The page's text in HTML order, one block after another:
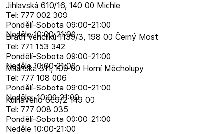
Jihlavská 610/16, 140 00 Michle
Tel: 777 002 309
Pondělí–​Sobota 09:00–​21:00
Neděle 10:00-21:00
Bratří Venclíků 1139/3, 198 00 Černý Most
Tel: 771 153 342
Pondělí–​Sobota 09:00–​21:00
Neděle 10:00-21:00
Milánská 311, 109 00 Horní Měcholupy
Tel: 777 108 006
Pondělí–​Sobota 09:00–​21:00
Neděle -10:00-21:00
Kulhavého 669/2 149 00
Tel: 777 008 035
Pondělí–​Sobota 09:00–​21:00
Neděle 10:00-21:00